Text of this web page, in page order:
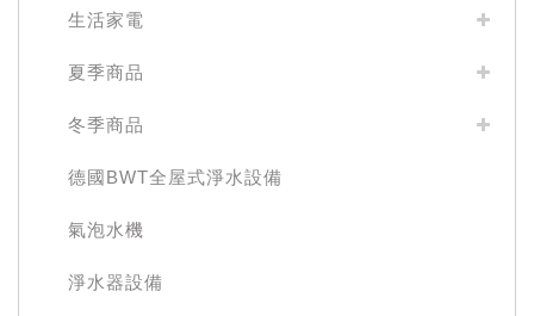
生活家電
夏季商品
冬季商品
德國BWT全屋式淨水設備
氣泡水機
淨水器設備